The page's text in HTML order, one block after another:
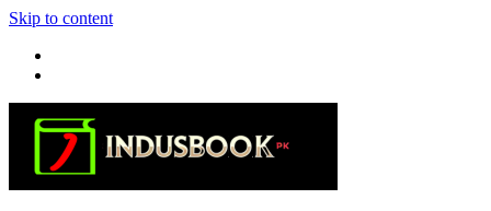
Skip to content